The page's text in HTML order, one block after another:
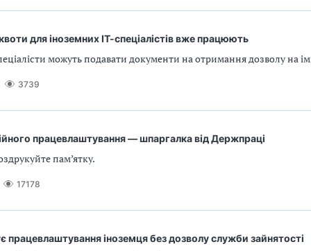
квоти для іноземних ІТ-спеціалістів вже працюють
можуть подавати документи на отримання дозволу на
3739
працевлаштування — шпаргалка від Держпраці
пам’ятку.
17178
працевлаштування іноземця без дозволу служби зайнятості